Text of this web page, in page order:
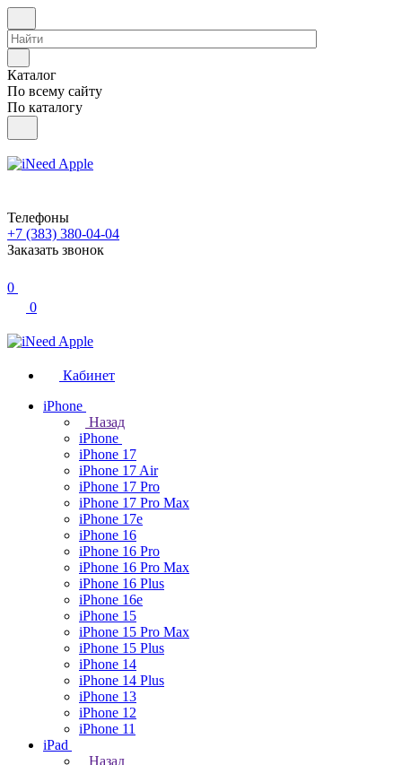
Каталог
По всему сайту
По каталогу
Телефоны
+7 (383) 380-04-04
Заказать звонок
0
0
Кабинет
iPhone
Назад
iPhone
iPhone 17
iPhone 17 Air
iPhone 17 Pro
iPhone 17 Pro Max
iPhone 17e
iPhone 16
iPhone 16 Pro
iPhone 16 Pro Max
iPhone 16 Plus
iPhone 16e
iPhone 15
iPhone 15 Pro Max
iPhone 15 Plus
iPhone 14
iPhone 14 Plus
iPhone 13
iPhone 12
iPhone 11
iPad
Назад